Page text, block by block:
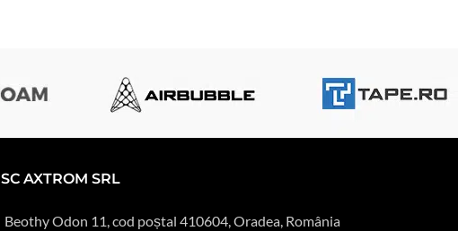
SC AXTROM SRL
Beothy Odon 11, cod poștal 410604, Oradea, România